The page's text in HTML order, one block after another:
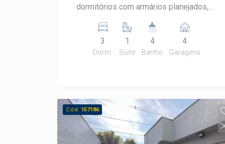
dormitórios com armários planejados,
Escritório no piso inferior Ampla sala
de estar com excelente iluminação
natural Sala de jantar Cozinha com
Espaço gourmet com churrasqueira
Piscina Banheiro externo de apoio
Quarto de despejo Garagem: 4 vagas no
total 2 vagas cobertas 2 vagas
3
Dorm.
1
Suite
4
Banho
4
Garagens
Cód. 157186